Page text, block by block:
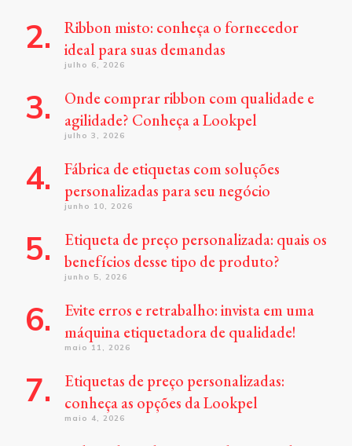
Ribbon misto: conheça o fornecedor
ideal para suas demandas
julho 6, 2026
Onde comprar ribbon com qualidade e
agilidade? Conheça a Lookpel
julho 3, 2026
Fábrica de etiquetas com soluções
personalizadas para seu negócio
junho 10, 2026
Etiqueta de preço personalizada: quais os
benefícios desse tipo de produto?
junho 5, 2026
Evite erros e retrabalho: invista em uma
máquina etiquetadora de qualidade!
maio 11, 2026
Etiquetas de preço personalizadas:
conheça as opções da Lookpel
maio 4, 2026